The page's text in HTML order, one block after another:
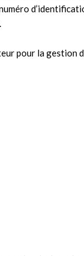
pour la gestion